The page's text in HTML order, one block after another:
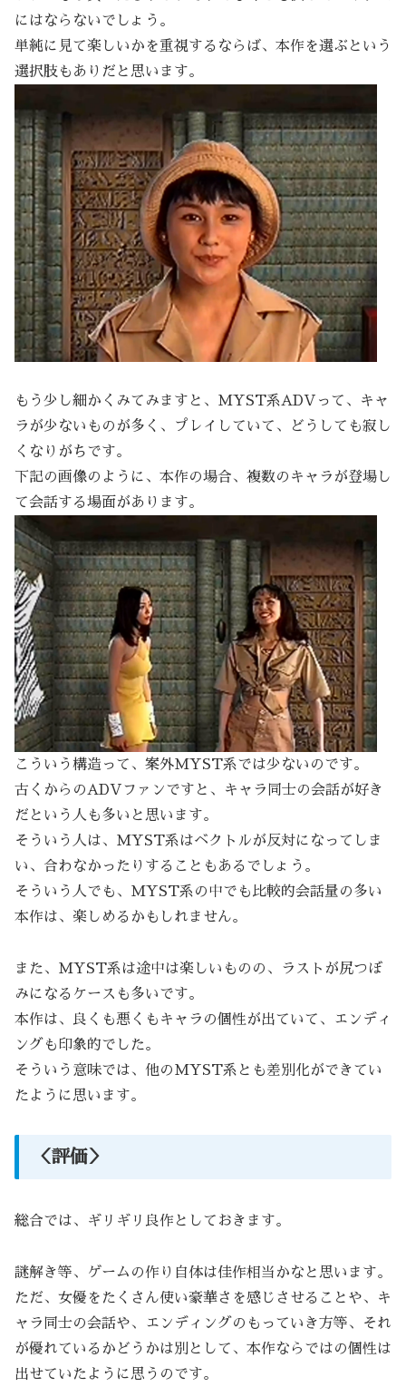
にはならないでしょう。
単純に見て楽しいかを重視するならば、本作を選ぶという
選択肢もありだと思います。
もう少し細かくみてみますと、MYST系ADVって、キャ
ラが少ないものが多く、プレイしていて、どうしても寂し
くなりがちです。
下記の画像のように、本作の場合、複数のキャラが登場し
て会話する場面があります。
こういう構造って、案外MYST系では少ないのです。
古くからのADVファンですと、キャラ同士の会話が好き
だという人も多いと思います。
そういう人は、MYST系はベクトルが反対になってしま
い、合わなかったりすることもあるでしょう。
そういう人でも、MYST系の中でも比較的会話量の多い
本作は、楽しめるかもしれません。
また、MYST系は途中は楽しいものの、ラストが尻つぼ
みになるケースも多いです。
本作は、良くも悪くもキャラの個性が出ていて、エンディ
ングも印象的でした。
そういう意味では、他のMYST系とも差別化ができてい
たように思います。
＜評価＞
総合では、ギリギリ良作としておきます。
謎解き等、ゲームの作り自体は佳作相当かなと思います。
ただ、女優をたくさん使い豪華さを感じさせることや、キ
ャラ同士の会話や、エンディングのもっていき方等、それ
が優れているかどうかは別として、本作ならではの個性は
出せていたように思うのです。